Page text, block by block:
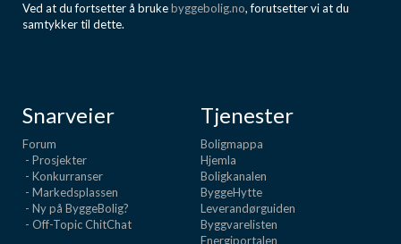
Ved at du fortsetter å brukebyggebolig.no, forutsetter vi at du
samtykker til dette.
Snarveier
Forum
- Prosjekter
- Konkurranser
- Markedsplassen
- Ny på ByggeBolig?
- Off-Topic ChitChat
Tjenester
Boligmappa
Hjemla
Boligkanalen
ByggeHytte
Leverandørguiden
Byggvarelisten
Energiportalen